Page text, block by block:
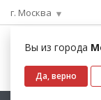
г. Москва
Вы из города
Да, верно